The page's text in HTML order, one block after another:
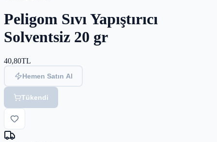
Peligom Sıvı Yapıştırıcı
Solventsiz 20 gr
40,80TL
Hemen Satın Al
Tükendi